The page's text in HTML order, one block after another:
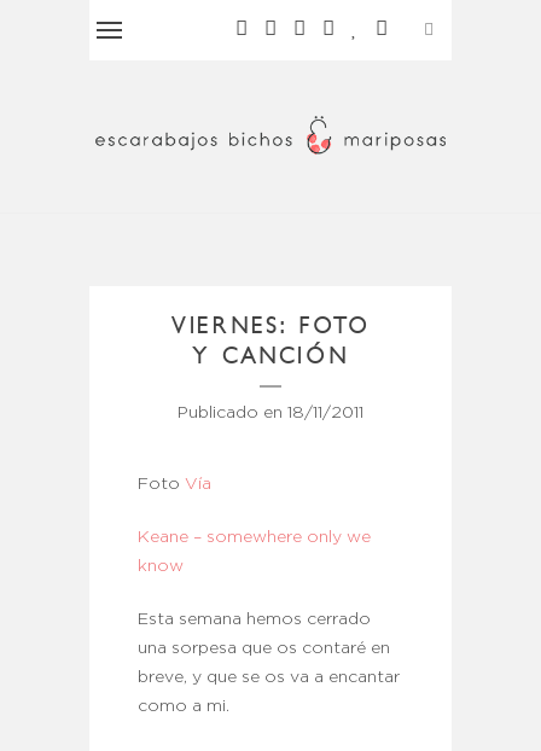
VIERNES: FOTO
Y CANCIÓN
Publicado en 18/11/2011
Foto Vía
Keane – somewhere only we
know
Esta semana hemos cerrado
una sorpesa que os contaré en
breve, y que se os va a encantar
como a mi.